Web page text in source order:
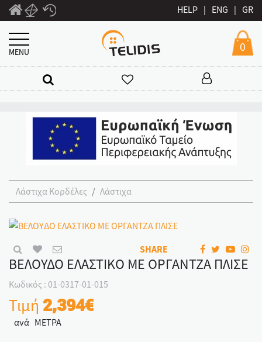
HELP | ENG | GR
MENU 0
Λάστιχα Κορδέλες Λάστιχα
SHARE
ΒΕΛΟΥΔΟ ΕΛΑΣΤΙΚΟ ΜΕ ΟΡΓΑΝΤΖΑ ΠΛΙΣΕ
Κωδικός : 01-0317-01-015
Τιμή 2,394€
ανά ΜΕΤΡΑ